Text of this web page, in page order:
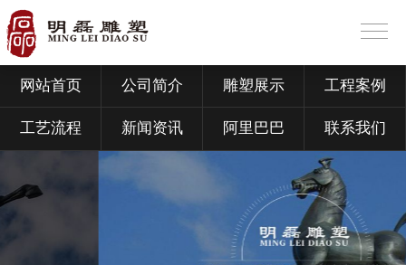
网站首页 公司简介 雕塑展示 工程案例
工艺流程 新闻资讯 阿里巴巴 联系我们